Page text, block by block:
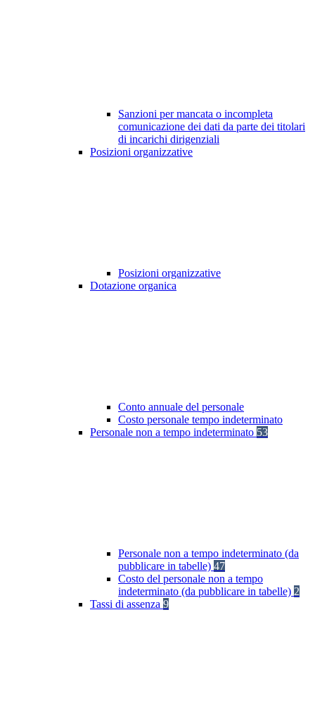
Sanzioni per mancata o incompleta
comunicazione dei dati da parte dei titolari
di incarichi dirigenziali
Posizioni organizzative
Posizioni organizzative
Dotazione organica
Conto annuale del personale
Costo personale tempo indeterminato
Personale non a tempo indeterminato 53
Personale non a tempo indeterminato (da
pubblicare in tabelle) 47
Costo del personale non a tempo
indeterminato (da pubblicare in tabelle) 2
Tassi di assenza 9